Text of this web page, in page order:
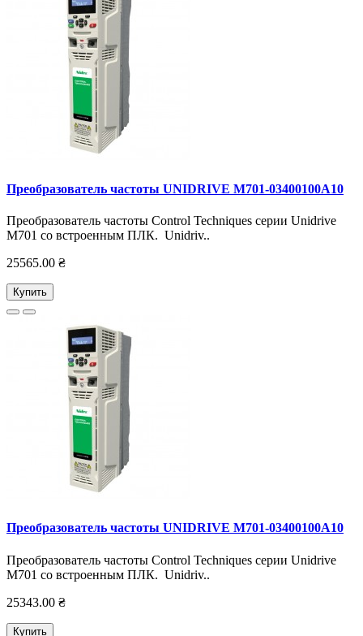
Преобразователь частоты UNIDRIVE M701-03400100А10
Преобразователь частоты Control Techniques серии Unidrive
M701 со встроенным ПЛК. Unidriv..
25565.00 ₴
Купить
Преобразователь частоты UNIDRIVE M701-03400100А10
Преобразователь частоты Control Techniques серии Unidrive
M701 со встроенным ПЛК. Unidriv..
25343.00 ₴
Купить